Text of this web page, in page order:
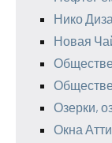
Нико
Новая
Озерки,
Окна